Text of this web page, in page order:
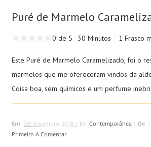
Puré de Marmelo
0 de 5 30 Minutos 1 Frasco
Este Puré de Marmelo Caramelizado, foi o
marmelos que me ofereceram vindos da
Coisa boa, sem químicos e um perfume
Em 30 Novembro, 2018 | Em Contemporânea| De
Primeiro A Comentar